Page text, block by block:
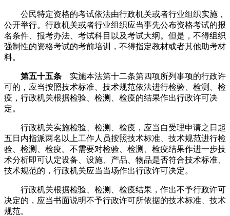
公民特定资格的考试依法由行政机关或者行业组织实施，
公开举行。行政机关或者行业组织应当事先公布资格考试的报
名条件、报考办法、考试科目以及考试大纲。但是，不得组织
强制性的资格考试的考前培训，不得指定教材或者其他助考材
料。
第五十五条 实施本法第十二条第四项所列事项的行政许
可的，应当按照技术标准、技术规范依法进行检验、检测、检
疫，行政机关根据检验、检测、检疫的结果作出行政许可决
定。
行政机关实施检验、检测、检疫，应当自受理申请之日起
五日内指派两名以上工作人员按照技术标准、技术规范进行检
验、检测、检疫。不需要对检验、检测、检疫结果作进一步技
术分析即可认定设备、设施、产品、物品是否符合技术标准、
技术规范的，行政机关应当当场作出行政许可决定。
行政机关根据检验、检测、检疫结果，作出不予行政许可
决定的，应当书面说明不予行政许可所依据的技术标准、技术
规范。